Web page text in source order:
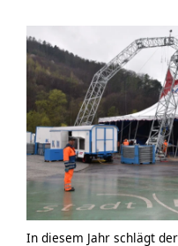
In diesem Jahr schlägt